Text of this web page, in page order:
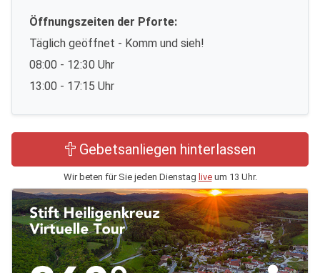
Öffnungszeiten der Pforte:
Täglich geöffnet - Komm und sieh!
08:00 - 12:30 Uhr
13:00 - 17:15 Uhr
Gebetsanliegen hinterlassen
Wir beten für Sie jeden Dienstag liveum 13 Uhr.